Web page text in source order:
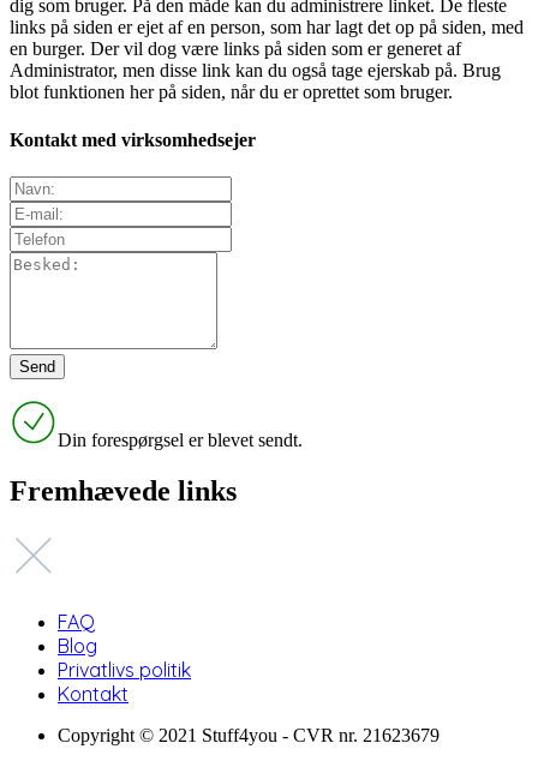
dig som bruger. På den måde kan du administrere linket. De fleste
links på siden er ejet af en person, som har lagt det op på siden, med
en burger. Der vil dog være links på siden som er generet af
Administrator, men disse link kan du også tage ejerskab på. Brug
blot funktionen her på siden, når du er oprettet som bruger.
Kontakt med virksomhedsejer
Din forespørgsel er blevet sendt.
Fremhævede links
FAQ
Blog
Privatlivs politik
Kontakt
Copyright © 2021 Stuff4you - CVR nr. 21623679